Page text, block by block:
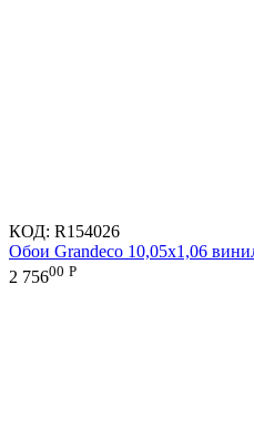
КОД: R154026
Обои Grandeco 10,05х1,06
2 75600 Р